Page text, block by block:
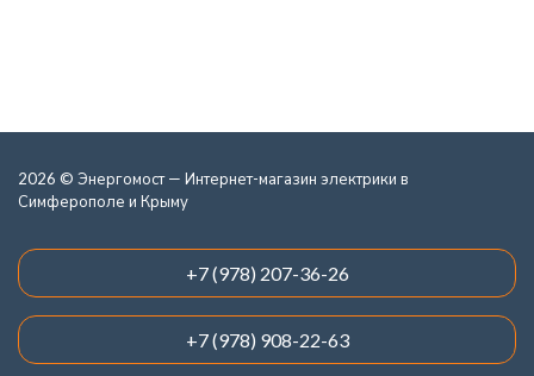
2026 © Энергомост — Интернет-магазин электрики в
Симферополе и Крыму
+7 (978) 207-36-26
+7 (978) 908-22-63